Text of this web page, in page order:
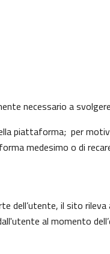
necessario a
piattaforma; per
medesimo o di
dell’utente, il sito
al momento